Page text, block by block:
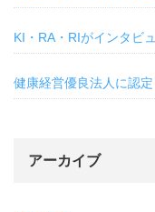
KI・RA・RIがインタビ
健康経営優良法人に認定
アーカイブ